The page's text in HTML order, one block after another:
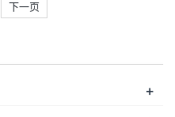
下一页
+